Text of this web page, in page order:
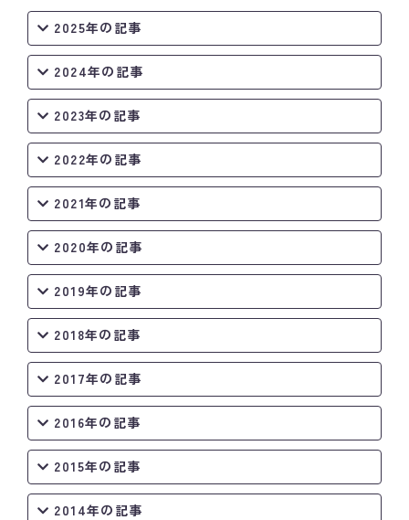
案内
例会場・事務局の案内
リンク集
情報公開
入会のご案内
2025年の記事
2024年の記事
2023年の記事
2022年の記事
2021年の記事
2020年の記事
2019年の記事
2018年の記事
2017年の記事
2016年の記事
2015年の記事
2014年の記事